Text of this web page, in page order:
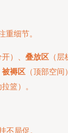
重细节。
）、 叠放区 （层
被褥区 （顶部空间
篮）。
不局促。